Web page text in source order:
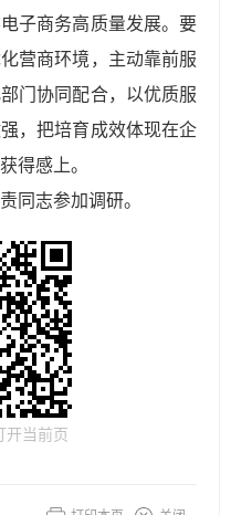
子商务高质量发展。要
营商环境，主动靠前服
门协同配合，以优质服
，把培育成效体现在企
得感上。
同志参加调研。
开当前页